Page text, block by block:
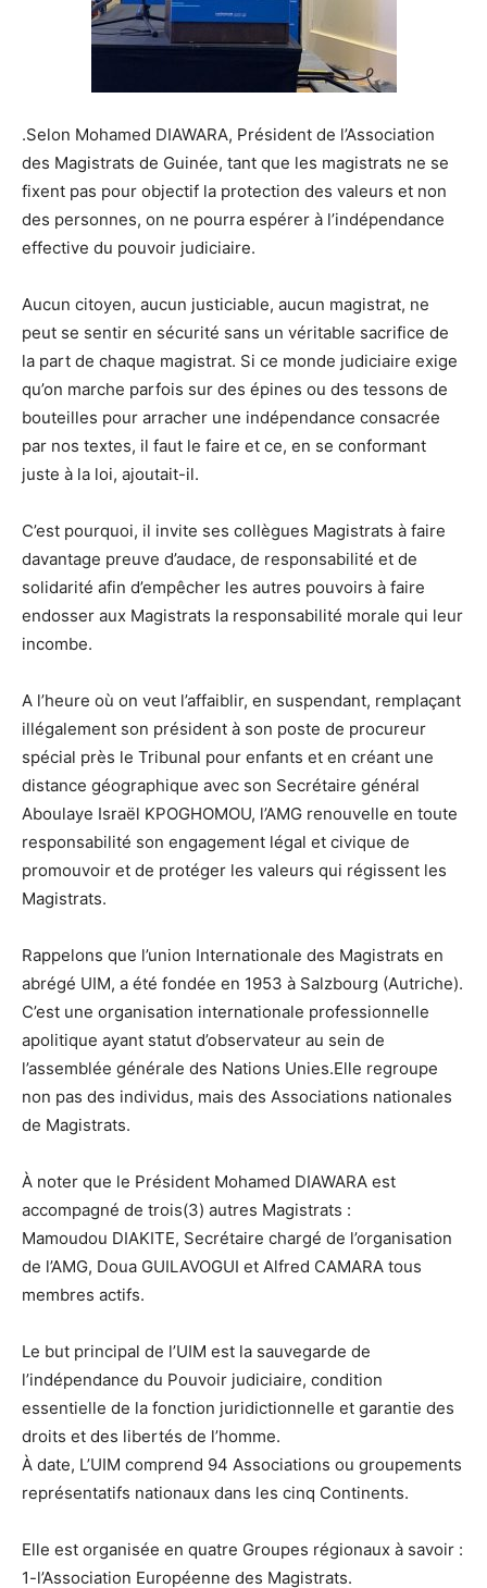
.Selon Mohamed DIAWARA, Président de l’Association
des Magistrats de Guinée, tant que les magistrats ne se
fixent pas pour objectif la protection des valeurs et non
des personnes, on ne pourra espérer à l’indépendance
effective du pouvoir judiciaire.
Aucun citoyen, aucun justiciable, aucun magistrat, ne
peut se sentir en sécurité sans un véritable sacrifice de
la part de chaque magistrat. Si ce monde judiciaire exige
qu’on marche parfois sur des épines ou des tessons de
bouteilles pour arracher une indépendance consacrée
par nos textes, il faut le faire et ce, en se conformant
juste à la loi, ajoutait-il.
C’est pourquoi, il invite ses collègues Magistrats à faire
davantage preuve d’audace, de responsabilité et de
solidarité afin d’empêcher les autres pouvoirs à faire
endosser aux Magistrats la responsabilité morale qui leur
incombe.
A l’heure où on veut l’affaiblir, en suspendant, remplaçant
illégalement son président à son poste de procureur
spécial près le Tribunal pour enfants et en créant une
distance géographique avec son Secrétaire général
Aboulaye Israël KPOGHOMOU, l’AMG renouvelle en toute
responsabilité son engagement légal et civique de
promouvoir et de protéger les valeurs qui régissent les
Magistrats.
Rappelons que l’union Internationale des Magistrats en
abrégé UIM, a été fondée en 1953 à Salzbourg (Autriche).
C’est une organisation internationale professionnelle
apolitique ayant statut d’observateur au sein de
l’assemblée générale des Nations Unies.Elle regroupe
non pas des individus, mais des Associations nationales
de Magistrats.
À noter que le Président Mohamed DIAWARA est
accompagné de trois(3) autres Magistrats :
Mamoudou DIAKITE, Secrétaire chargé de l’organisation
de l’AMG, Doua GUILAVOGUI et Alfred CAMARA tous
membres actifs.
Le but principal de l’UIM est la sauvegarde de
l’indépendance du Pouvoir judiciaire, condition
essentielle de la fonction juridictionnelle et garantie des
droits et des libertés de l’homme.
À date, L’UIM comprend 94 Associations ou groupements
représentatifs nationaux dans les cinq Continents.
Elle est organisée en quatre Groupes régionaux à savoir :
1-l’Association Européenne des Magistrats.